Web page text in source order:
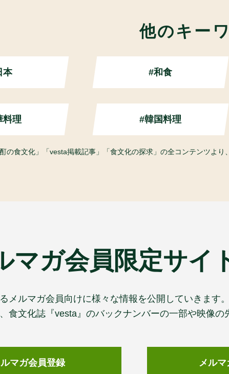
他のキー
本 #和食
料理 #韓国料理
の食文化」「vesta掲載記事」「食文化の探求」の全コンテンツより
マガ会員限定サイ
メルマガ会員向けに様々な情報を公開していきます。
食文化誌『vesta』のバックナンバーの一部や映像の
ルマガ会員登録 メル